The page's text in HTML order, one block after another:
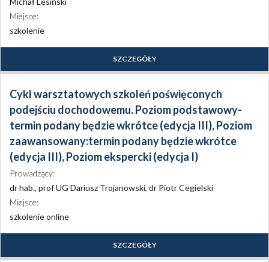
Miejsce:
szkolenie
SZCZEGÓŁY
Cykl warsztatowych szkoleń poświęconych
podejściu dochodowemu. Poziom podstawowy-
termin podany będzie wkrótce (edycja III), Poziom
zaawansowany:termin podany będzie wkrótce
(edycja III), Poziom ekspercki (edycja I)
Prowadzący:
dr hab., prof UG Dariusz Trojanowski, dr Piotr Cegielski
Miejsce:
szkolenie online
SZCZEGÓŁY